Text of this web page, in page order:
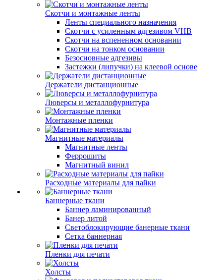
Скотчи и монтажные ленты
Ленты специального назначения
Скотчи с усиленным адгезивом VHB
Скотчи на вспененном основании
Скотчи на тонком основании
Безосновные адгезивы
Застежки (липучки) на клеевой основе
Держатели дистанционные
Люверсы и металлофурнитура
Монтажные пленки
Магнитные материалы
Магнитные ленты
Феррошиты
Магнитный винил
Расходные материалы для пайки
Баннерные ткани
Баннер ламинированный
Банер литой
Светоблокирующие банерные ткани
Сетка баннерная
Пленки для печати
Холсты